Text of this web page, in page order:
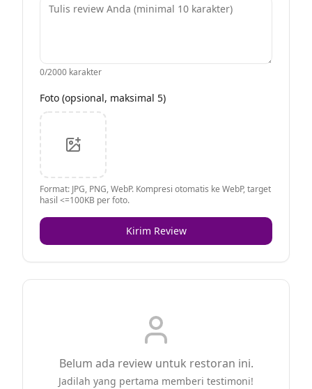
0/2000 karakter
Foto (opsional, maksimal 5)
Format: JPG, PNG, WebP. Kompresi otomatis ke WebP, target
hasil <=100KB per foto.
Kirim Review
Belum ada review untuk restoran ini.
Jadilah yang pertama memberi testimoni!